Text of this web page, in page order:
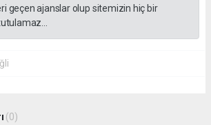
geçen ajanslar olup sitemizin hiç bir
(0)